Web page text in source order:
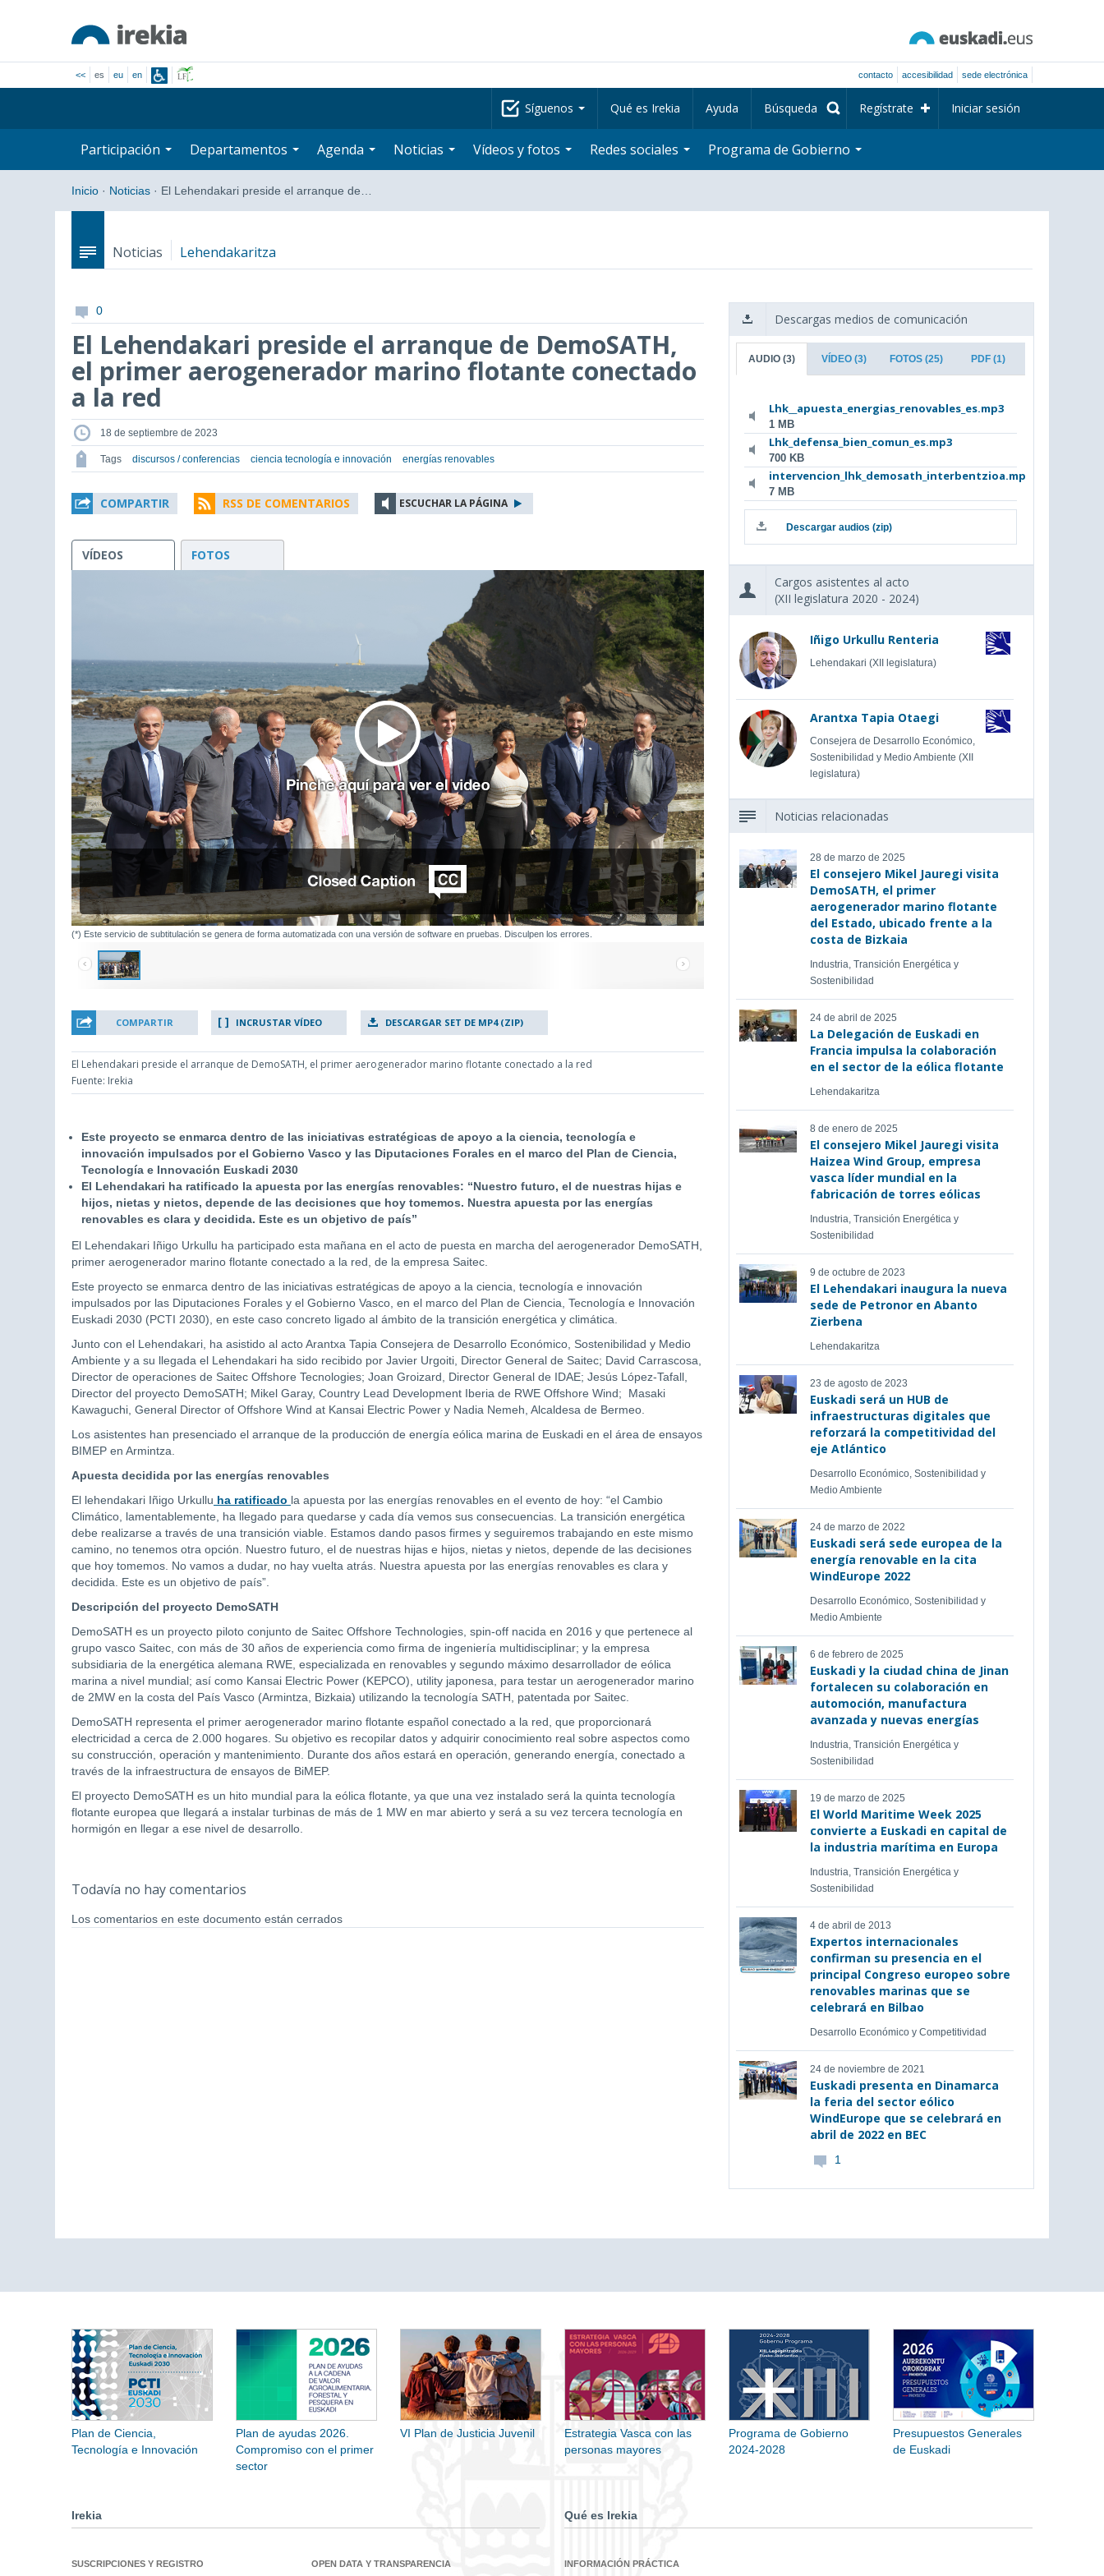
<< es eu en contacto accesibilidad sede electrónica
Síguenos Qué es Irekia Ayuda Búsqueda Regístrate Iniciar sesión
Participación Departamentos Agenda Noticias Vídeos y fotos Redes sociales Programa de Gobierno
Inicio · Noticias · El Lehendakari preside el arranque de…
Noticias Lehendakaritza
0
El Lehendakari preside el arranque de DemoSATH,
el primer aerogenerador marino flotante conectado
a la red
18 de septiembre de 2023
Tags discursos / conferencias ciencia tecnología e innovación energías renovables
COMPARTIR RSS DE COMENTARIOS ESCUCHAR LA PÁGINA
VÍDEOS FOTOS
(*) Este servicio de subtitulación se genera de forma automatizada con una versión de software en pruebas. Disculpen los errores.
COMPARTIR INCRUSTAR VÍDEO DESCARGAR SET DE MP4 (ZIP)
El Lehendakari preside el arranque de DemoSATH, el primer aerogenerador marino flotante conectado a la red
Fuente: Irekia
Este proyecto se enmarca dentro de las iniciativas estratégicas de apoyo a la ciencia, tecnología e
innovación impulsados por el Gobierno Vasco y las Diputaciones Forales en el marco del Plan de Ciencia,
Tecnología e Innovación Euskadi 2030
El Lehendakari ha ratificado la apuesta por las energías renovables: “Nuestro futuro, el de nuestras hijas e
hijos, nietas y nietos, depende de las decisiones que hoy tomemos. Nuestra apuesta por las energías
renovables es clara y decidida. Este es un objetivo de país”
El Lehendakari Iñigo Urkullu ha participado esta mañana en el acto de puesta en marcha del aerogenerador DemoSATH,
primer aerogenerador marino flotante conectado a la red, de la empresa Saitec.
Este proyecto se enmarca dentro de las iniciativas estratégicas de apoyo a la ciencia, tecnología e innovación
impulsados por las Diputaciones Forales y el Gobierno Vasco, en el marco del Plan de Ciencia, Tecnología e Innovación
Euskadi 2030 (PCTI 2030), en este caso concreto ligado al ámbito de la transición energética y climática.
Junto con el Lehendakari, ha asistido al acto Arantxa Tapia Consejera de Desarrollo Económico, Sostenibilidad y Medio
Ambiente y a su llegada el Lehendakari ha sido recibido por Javier Urgoiti, Director General de Saitec; David Carrascosa,
Director de operaciones de Saitec Offshore Tecnologies; Joan Groizard, Director General de IDAE; Jesús López-Tafall,
Director del proyecto DemoSATH; Mikel Garay, Country Lead Development Iberia de RWE Offshore Wind; Masaki
Kawaguchi, General Director of Offshore Wind at Kansai Electric Power y Nadia Nemeh, Alcaldesa de Bermeo.
Los asistentes han presenciado el arranque de la producción de energía eólica marina de Euskadi en el área de ensayos
BIMEP en Armintza.
Apuesta decidida por las energías renovables
El lehendakari Iñigo Urkullu ha ratificado la apuesta por las energías renovables en el evento de hoy: “el Cambio
Climático, lamentablemente, ha llegado para quedarse y cada día vemos sus consecuencias. La transición energética
debe realizarse a través de una transición viable. Estamos dando pasos firmes y seguiremos trabajando en este mismo
camino, no tenemos otra opción. Nuestro futuro, el de nuestras hijas e hijos, nietas y nietos, depende de las decisiones
que hoy tomemos. No vamos a dudar, no hay vuelta atrás. Nuestra apuesta por las energías renovables es clara y
decidida. Este es un objetivo de país”.
Descripción del proyecto DemoSATH
DemoSATH es un proyecto piloto conjunto de Saitec Offshore Technologies, spin-off nacida en 2016 y que pertenece al
grupo vasco Saitec, con más de 30 años de experiencia como firma de ingeniería multidisciplinar; y la empresa
subsidiaria de la energética alemana RWE, especializada en renovables y segundo máximo desarrollador de eólica
marina a nivel mundial; así como Kansai Electric Power (KEPCO), utility japonesa, para testar un aerogenerador marino
de 2MW en la costa del País Vasco (Armintza, Bizkaia) utilizando la tecnología SATH, patentada por Saitec.
DemoSATH representa el primer aerogenerador marino flotante español conectado a la red, que proporcionará
electricidad a cerca de 2.000 hogares. Su objetivo es recopilar datos y adquirir conocimiento real sobre aspectos como
su construcción, operación y mantenimiento. Durante dos años estará en operación, generando energía, conectado a
través de la infraestructura de ensayos de BiMEP.
El proyecto DemoSATH es un hito mundial para la eólica flotante, ya que una vez instalado será la quinta tecnología
flotante europea que llegará a instalar turbinas de más de 1 MW en mar abierto y será a su vez tercera tecnología en
hormigón en llegar a ese nivel de desarrollo.
Todavía no hay comentarios
Los comentarios en este documento están cerrados
Descargas medios de comunicación
AUDIO(3) VÍDEO(3) FOTOS(25) PDF (1)
Lhk__apuesta_energias_renovables_es.mp3
1 MB
Lhk_defensa_bien_comun_es.mp3
700 KB
intervencion_lhk_demosath_interbentzioa.mp3
7 MB
Descargar audios (zip)
Cargos asistentes al acto
(XII legislatura 2020 - 2024)
Iñigo Urkullu Renteria
Lehendakari (XII legislatura)
Arantxa Tapia Otaegi
Consejera de Desarrollo Económico,
Sostenibilidad y Medio Ambiente (XII
legislatura)
Noticias relacionadas
28 de marzo de 2025
El consejero Mikel Jauregi visita
DemoSATH, el primer
aerogenerador marino flotante
del Estado, ubicado frente a la
costa de Bizkaia
Industria, Transición Energética y
Sostenibilidad
24 de abril de 2025
La Delegación de Euskadi en
Francia impulsa la colaboración
en el sector de la eólica flotante
Lehendakaritza
8 de enero de 2025
El consejero Mikel Jauregi visita
Haizea Wind Group, empresa
vasca líder mundial en la
fabricación de torres eólicas
Industria, Transición Energética y
Sostenibilidad
9 de octubre de 2023
El Lehendakari inaugura la nueva
sede de Petronor en Abanto
Zierbena
Lehendakaritza
23 de agosto de 2023
Euskadi será un HUB de
infraestructuras digitales que
reforzará la competitividad del
eje Atlántico
Desarrollo Económico, Sostenibilidad y
Medio Ambiente
24 de marzo de 2022
Euskadi será sede europea de la
energía renovable en la cita
WindEurope 2022
Desarrollo Económico, Sostenibilidad y
Medio Ambiente
6 de febrero de 2025
Euskadi y la ciudad china de Jinan
fortalecen su colaboración en
automoción, manufactura
avanzada y nuevas energías
Industria, Transición Energética y
Sostenibilidad
19 de marzo de 2025
El World Maritime Week 2025
convierte a Euskadi en capital de
la industria marítima en Europa
Industria, Transición Energética y
Sostenibilidad
4 de abril de 2013
Expertos internacionales
confirman su presencia en el
principal Congreso europeo sobre
renovables marinas que se
celebrará en Bilbao
Desarrollo Económico y Competitividad
24 de noviembre de 2021
Euskadi presenta en Dinamarca
la feria del sector eólico
WindEurope que se celebrará en
abril de 2022 en BEC
1
Plan de Ciencia,
Tecnología e Innovación
Plan de ayudas 2026.
Compromiso con el primer
sector
VI Plan de Justicia Juvenil
Estrategia Vasca con las
personas mayores
Programa de Gobierno
2024-2028
Presupuestos Generales
de Euskadi
Irekia
SUSCRIPCIONES Y REGISTRO OPEN DATA Y TRANSPARENCIA
Qué es Irekia
INFORMACIÓN PRÁCTICA